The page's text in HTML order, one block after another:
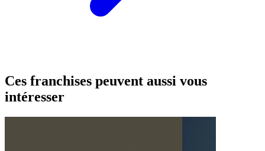
Ces franchises peuvent aussi vous
intéresser